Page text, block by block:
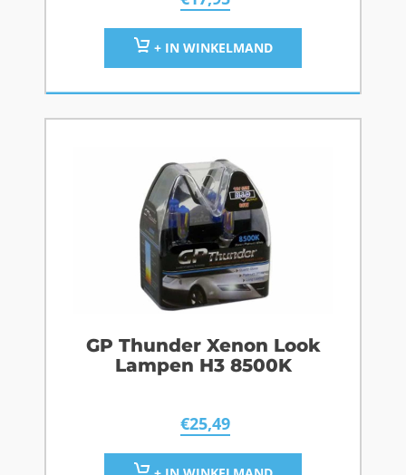
+ IN WINKELMAND
GP Thunder Xenon Look
Lampen H3 8500K
€25,49